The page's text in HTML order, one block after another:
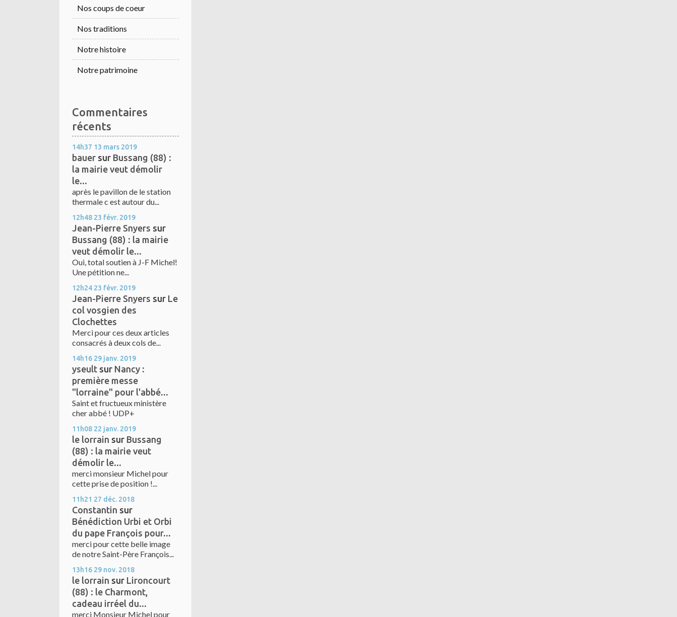
Nos coups de coeur
Nos traditions
Notre histoire
Notre patrimoine
Commentaires
récents
14h37 13 mars 2019
bauer sur Bussang (88) :
la mairie veut démolir
le...
après le pavillon de le station
thermale c est autour du...
12h48 23 févr. 2019
Jean-Pierre Snyers sur
Bussang (88) : la mairie
veut démolir le...
Oui, total soutien à J-F Michel!
Une pétition ne...
12h24 23 févr. 2019
Jean-Pierre Snyers sur Le
col vosgien des
Clochettes
Merci pour ces deux articles
consacrés à deux cols de...
14h16 29 janv. 2019
yseult sur Nancy :
première messe
"lorraine" pour l'abbé...
Saint et fructueux ministère
cher abbé ! UDP+
11h08 22 janv. 2019
le lorrain sur Bussang
(88) : la mairie veut
démolir le...
merci monsieur Michel pour
cette prise de position !...
11h21 27 déc. 2018
Constantin sur
Bénédiction Urbi et Orbi
du pape François pour...
merci pour cette belle image
de notre Saint-Père François...
13h16 29 nov. 2018
le lorrain sur Lironcourt
(88) : le Charmont,
cadeau irréel du...
merci Monsieur Michel pour